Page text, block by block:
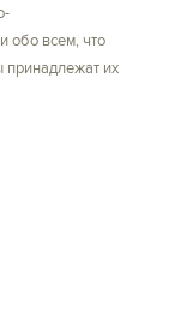
обо всем, что
принадлежат их